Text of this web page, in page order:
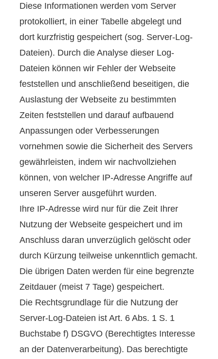
Diese Informationen werden vom Server
protokolliert, in einer Tabelle abgelegt und
dort kurzfristig gespeichert (sog. Server-Log-
Dateien). Durch die Analyse dieser Log-
Dateien können wir Fehler der Webseite
feststellen und anschließend beseitigen, die
Auslastung der Webseite zu bestimmten
Zeiten feststellen und darauf aufbauend
Anpassungen oder Verbesserungen
vornehmen sowie die Sicherheit des Servers
gewährleisten, indem wir nachvollziehen
können, von welcher IP-Adresse Angriffe auf
unseren Server ausgeführt wurden.
Ihre IP-Adresse wird nur für die Zeit Ihrer
Nutzung der Webseite gespeichert und im
Anschluss daran unverzüglich gelöscht oder
durch Kürzung teilweise unkenntlich gemacht.
Die übrigen Daten werden für eine begrenzte
Zeitdauer (meist 7 Tage) gespeichert.
Die Rechtsgrundlage für die Nutzung der
Server-Log-Dateien ist Art. 6 Abs. 1 S. 1
Buchstabe f) DSGVO (Berechtigtes Interesse
an der Datenverarbeitung). Das berechtigte